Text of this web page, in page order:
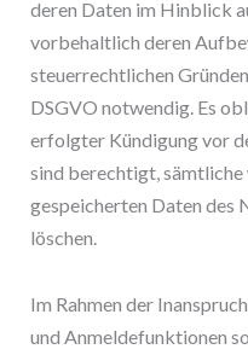
deren Daten im Hinblick
vorbehaltlich deren
steuerrechtlichen
DSGVO notwendig. Es
erfolgter Kündigung vor
sind berechtigt,
gespeicherten Daten des
löschen.
Im Rahmen der
und Anmeldefunktionen